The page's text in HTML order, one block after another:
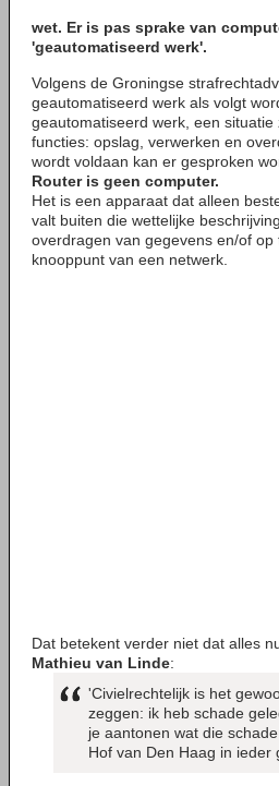
wet. Er is pas sprake van
'geautomatiseerd werk'.
Volgens de Groningse
geautomatiseerd werk als volgt
geautomatiseerd werk, een
functies: opslag, verwerken en
wordt voldaan kan er gesproken
Router is geen computer.
Het is een apparaat dat alleen
valt buiten die wettelijke
overdragen van gegevens en/of
knooppunt van een netwerk.
Dat betekent verder niet dat alles
Mathieu van Linde:
'Civielrechtelijk is het
zeggen: ik heb schade
je aantonen wat die
Hof van Den Haag in ieder